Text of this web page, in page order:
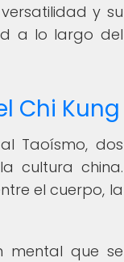
y su
a lo largo del
Chi Kung
Taoísmo, dos
cultura china.
el cuerpo, la
mental que se